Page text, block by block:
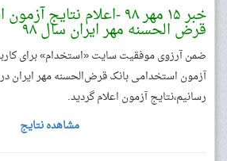
خبر ۱۵ مهر ۹۸ -اعلام نتایج
قرض الحسنه مهر ایران سال ۹۸
ضمن آرزوی موفقیت سایت «استخدام» برای
رسانیم،نتایج آزمون اعلام گردید.
مشاهده نتایج